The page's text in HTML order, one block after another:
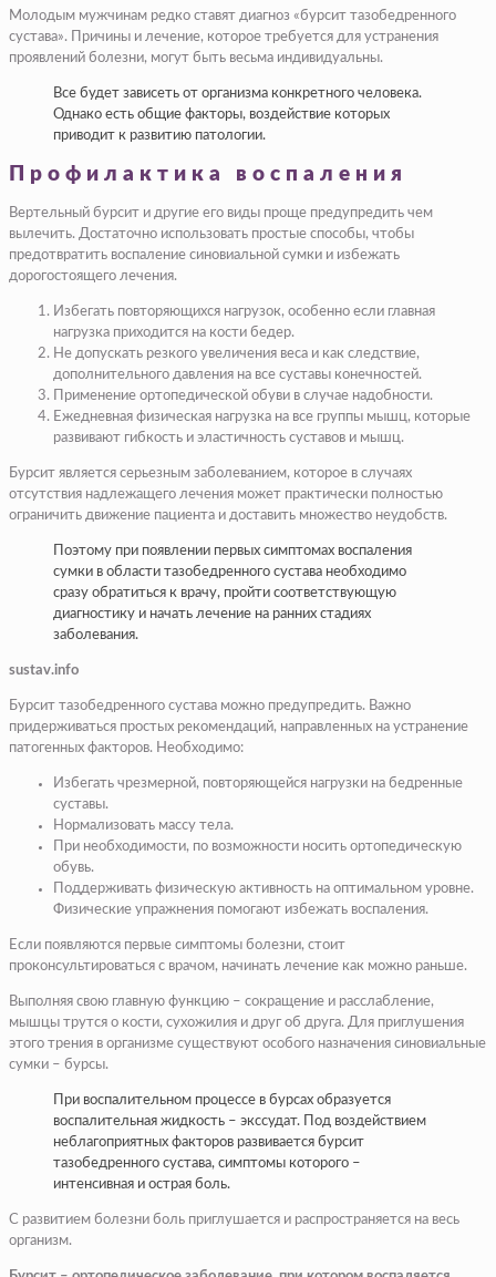
Молодым мужчинам редко ставят диагноз «бурсит тазобедренного
сустава». Причины и лечение, которое требуется для устранения
проявлений болезни, могут быть весьма индивидуальны.
Все будет зависеть от организма конкретного человека.
Однако есть общие факторы, воздействие которых
приводит к развитию патологии.
Профилактика воспаления
Вертельный бурсит и другие его виды проще предупредить чем
вылечить. Достаточно использовать простые способы, чтобы
предотвратить воспаление синовиальной сумки и избежать
дорогостоящего лечения.
Избегать повторяющихся нагрузок, особенно если главная
нагрузка приходится на кости бедер.
Не допускать резкого увеличения веса и как следствие,
дополнительного давления на все суставы конечностей.
Применение ортопедической обуви в случае надобности.
Ежедневная физическая нагрузка на все группы мышц, которые
развивают гибкость и эластичность суставов и мышц.
Бурсит является серьезным заболеванием, которое в случаях
отсутствия надлежащего лечения может практически полностью
ограничить движение пациента и доставить множество неудобств.
Поэтому при появлении первых симптомах воспаления
сумки в области тазобедренного сустава необходимо
сразу обратиться к врачу, пройти соответствующую
диагностику и начать лечение на ранних стадиях
заболевания.
sustav.info
Бурсит тазобедренного сустава можно предупредить. Важно
придерживаться простых рекомендаций, направленных на устранение
патогенных факторов. Необходимо:
Избегать чрезмерной, повторяющейся нагрузки на бедренные
суставы.
Нормализовать массу тела.
При необходимости, по возможности носить ортопедическую
обувь.
Поддерживать физическую активность на оптимальном уровне.
Физические упражнения помогают избежать воспаления.
Если появляются первые симптомы болезни, стоит
проконсультироваться с врачом, начинать лечение как можно раньше.
Выполняя свою главную функцию – сокращение и расслабление,
мышцы трутся о кости, сухожилия и друг об друга. Для приглушения
этого трения в организме существуют особого назначения синовиальные
сумки – бурсы.
При воспалительном процессе в бурсах образуется
воспалительная жидкость – экссудат. Под воздействием
неблагоприятных факторов развивается бурсит
тазобедренного сустава, симптомы которого –
интенсивная и острая боль.
С развитием болезни боль приглушается и распространяется на весь
организм.